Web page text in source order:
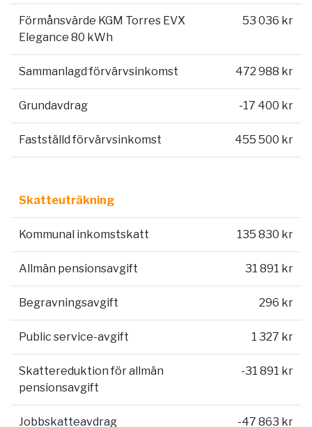
Förmånsvärde KGM Torres EVX
Elegance 80 kWh
53 036 kr
Sammanlagd förvärvsinkomst 472 988 kr
Grundavdrag -17 400 kr
Fastställd förvärvsinkomst 455 500 kr
Skatteuträkning
Kommunal inkomstskatt 135 830 kr
Allmän pensionsavgift 31 891 kr
Begravningsavgift 296 kr
Public service-avgift 1 327 kr
Skattereduktion för allmän
pensionsavgift
-31 891 kr
Jobbskatteavdrag -47 863 kr